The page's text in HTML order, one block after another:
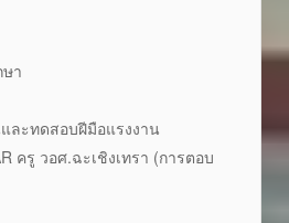
า
ละทดสอบฝีมือแรงงาน
ครู วอศ.ฉะเชิงเทรา (การตอบ